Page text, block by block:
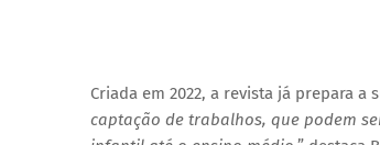
Criada em 2022, a revista já prepara
captação de trabalhos, que podem